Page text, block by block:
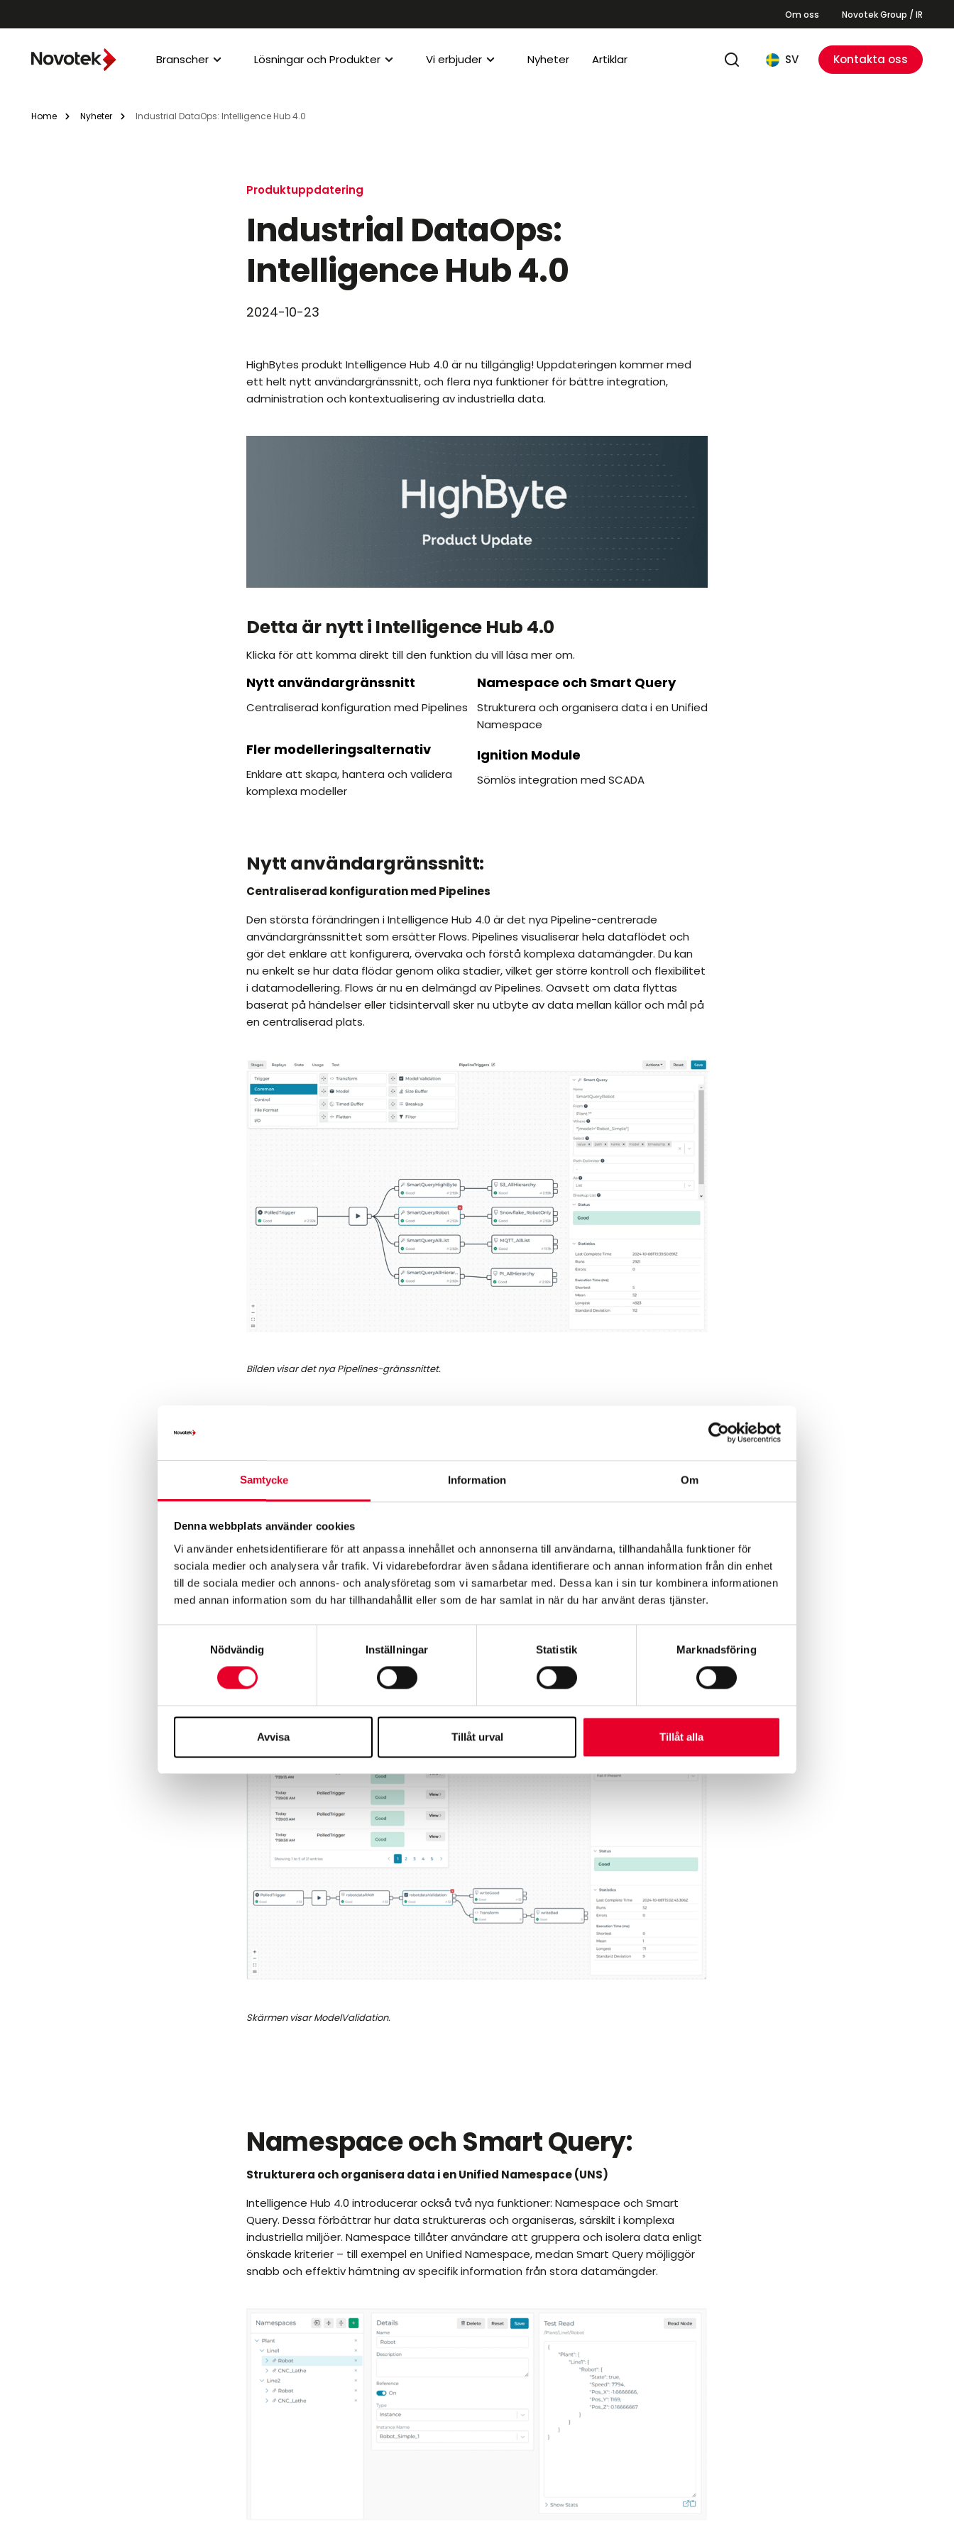
Samtycke Information Om
Denna webbplats använder cookies
Vi använder enhetsidentifierare för att anpassa innehållet och annonserna till användarna, tillhandahålla funktioner för
sociala medier och analysera vår trafik. Vi vidarebefordrar även sådana identifierare och annan information från din enhet
till de sociala medier och annons- och analysföretag som vi samarbetar med. Dessa kan i sin tur kombinera informationen
med annan information som du har tillhandahållit eller som de har samlat in när du har använt deras tjänster.
Nödvändig
Inställningar Statistik Marknadsföring
Avvisa Tillåt urval Tillåt alla
Om oss Novotek Group / IR
Branscher Lösningar och Produkter Vi erbjuder Nyheter Artiklar SV Kontakta oss
Home Nyheter Industrial DataOps: Intelligence Hub 4.0
Produktuppdatering
Industrial DataOps:
Intelligence Hub 4.0
2024-10-23
HighBytes produkt Intelligence Hub 4.0 är nu tillgänglig! Uppdateringen kommer med
ett helt nytt användargränssnitt, och flera nya funktioner för bättre integration,
administration och kontextualisering av industriella data.
Detta är nytt i Intelligence Hub 4.0
Klicka för att komma direkt till den funktion du vill läsa mer om.
Nytt användargränssnitt
Centraliserad konfiguration med Pipelines
Fler modelleringsalternativ
Enklare att skapa, hantera och validera
komplexa modeller
Namespace och Smart Query
Strukturera och organisera data i en Unified
Namespace
Ignition Module
Sömlös integration med SCADA
Nytt användargränssnitt:
Centraliserad konfiguration med Pipelines
Den största förändringen i Intelligence Hub 4.0 är det nya Pipeline-centrerade
användargränssnittet som ersätter Flows. Pipelines visualiserar hela dataflödet och
gör det enklare att konfigurera, övervaka och förstå komplexa datamängder. Du kan
nu enkelt se hur data flödar genom olika stadier, vilket ger större kontroll och flexibilitet
i datamodellering. Flows är nu en delmängd av Pipelines. Oavsett om data flyttas
baserat på händelser eller tidsintervall sker nu utbyte av data mellan källor och mål på
en centraliserad plats.
Bilden visar det nya Pipelines-gränssnittet.
Fler modelleringsalternativ:
Enklare att skapa, hantera och validera komplexa modeller
Modellering har alltid varit en kärnfunktion i Intelligence Hub, och version 4.0 tar detta till
nästa nivå. Den nya versionen förbättrar hanteringen av komplexa datastrukturer,
modellsammansättning och flexibiliteten hos datamodeller.
databehandlingen mer effektiv. Modellering har också integrerats i Pipelines, vilket gör
det möjligt att validera och strukturera data utan explicit modellering.
Skärmen visar ModelValidation.
Namespace och Smart Query:
Strukturera och organisera data i en Unified Namespace (UNS)
Intelligence Hub 4.0 introducerar också två nya funktioner: Namespace och Smart
Query. Dessa förbättrar hur data struktureras och organiseras, särskilt i komplexa
industriella miljöer. Namespace tillåter användare att gruppera och isolera data enligt
önskade kriterier – till exempel en Unified Namespace, medan Smart Query möjliggör
snabb och effektiv hämtning av specifik information från stora datamängder.